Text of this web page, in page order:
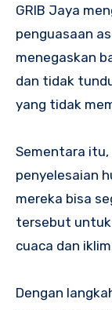
GRIB Jaya
penguasaan
menegaskan
dan tidak
yang tidak
Sementara itu,
penyelesaian
mereka bisa
tersebut untuk
cuaca dan
Dengan